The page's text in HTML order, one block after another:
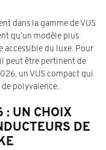
dans la gamme de VUS
qu’un modèle plus
accessible du luxe. Pour
peut être pertinent de
, un VUS compact qui
polyvalence.
: UN CHOIX
DE